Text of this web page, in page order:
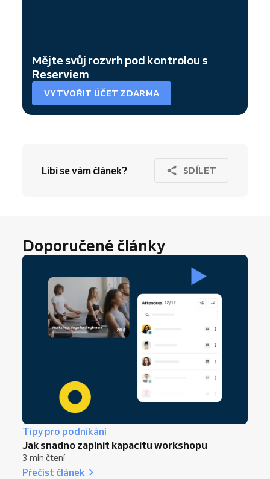
Mějte svůj rozvrh pod kontrolou s
Reserviem
VYTVOŘIT ÚČET ZDARMA
Líbí se vám článek? SDÍLET
Doporučené články
Tipy pro podnikání
Jak snadno zaplnit kapacitu workshopu
3 min čtení
Přečíst článek